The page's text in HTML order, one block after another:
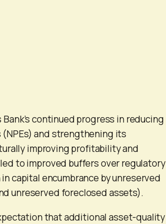
continued progress in reducing
and strengthening its
improving profitability and
to improved buffers over regulatory
capital encumbrance by unreserved
unreserved foreclosed assets).
that additional asset-quality